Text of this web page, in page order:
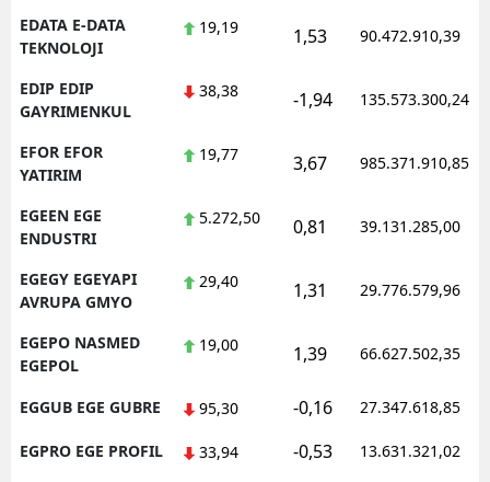
EDATA E-DATA
TEKNOLOJI
19,19 1,53 90.472.910,39
EDIP EDIP
GAYRIMENKUL
38,38 -1,94 135.573.300,24
EFOR EFOR
YATIRIM
19,77 3,67 985.371.910,85
EGEEN EGE
ENDUSTRI
5.272,50 0,81 39.131.285,00
EGEGY EGEYAPI
AVRUPA GMYO
29,40 1,31 29.776.579,96
EGEPO NASMED
EGEPOL
19,00 1,39 66.627.502,35
EGGUB EGE GUBRE 95,30 -0,16 27.347.618,85
EGPRO EGE PROFIL 33,94 -0,53 13.631.321,02